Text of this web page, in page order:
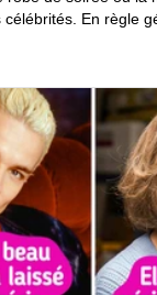
En règle
événement
de la dernière
voient rien de
aiment le plus. Et
elles essaient de